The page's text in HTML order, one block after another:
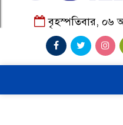
বৃহস্পতিবার, ০৬